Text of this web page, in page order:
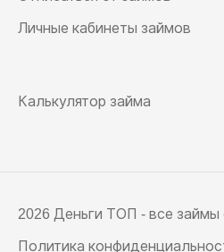
Личные кабинеты займов
Калькулятор займа
2026 Деньги ТОП - все займы
Политика